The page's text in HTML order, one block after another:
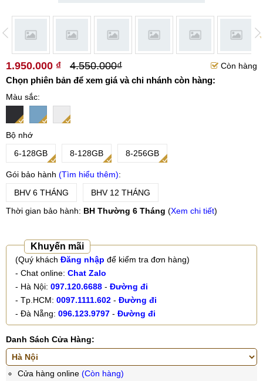
1.950.000 ₫ 4.550.000₫ Còn hàng
Chọn phiên bản để xem giá và chi nhánh còn hàng:
Màu sắc
Bộ nhớ
6-128GB
8-128GB 8-256GB
Gói bảo hành
Tìm hiểu thêm
BHV 6 THÁNG
BHV 12 THÁNG
Thời gian bảo hành: BH Thường 6 Tháng (Xem chi tiết)
Khuyến mãi
(Quý khách Đăng nhập để kiểm tra đơn hàng)
- Chat online: Chat Zalo
- Hà Nội: 097.120.6688 - Đường đi
- Tp.HCM: 0097.1111.602 - Đường đi
- Đà Nẵng: 096.123.9797 - Đường đi
Danh Sách Cửa Hàng:
Cửa hàng online (Còn hàng)